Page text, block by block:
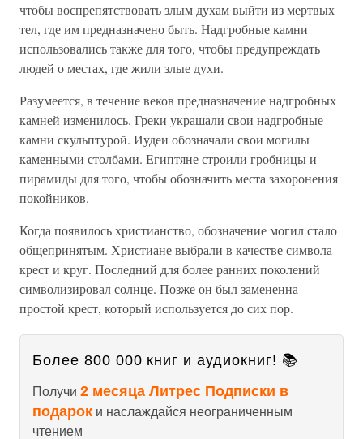
чтобы воспрепятствовать злым духам выйти из мертвых
тел, где им предназначено быть. Надгробные камни
использовались также для того, чтобы предупреждать
людей о местах, где жили злые духи.
Разумеется, в течение веков предназначение надгробных
камней изменилось. Греки украшали свои надгробные
камни скульптурой. Иудеи обозначали свои могилы
каменными столбами. Египтяне строили гробницы и
пирамиды для того, чтобы обозначить места захоронения
покойников.
Когда появилось христианство, обозначение могил стало
общепринятым. Христиане выбрали в качестве символа
крест и круг. Последний для более ранних поколений
символизировал солнце. Позже он был замененна
простой крест, который используется до сих пор.
Более 800 000 книг и аудиокниг! 📚
Получи 2 месяца Литрес Подписки в
подарок и наслаждайся неограниченным
чтением